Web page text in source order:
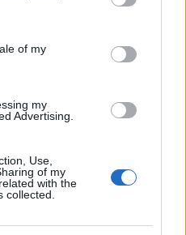
and its third-party tags to
purposes in below Google
of my
my
Advertising.
Use,
of my
with the
collected.